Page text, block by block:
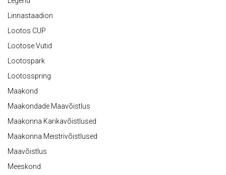
Linnastaadion
Lootos CUP
Lootose Vutid
Lootospark
Lootosspring
Maakond
Maakondade Maavõistlus
Maakonna Karikavõistlused
Maakonna Meistrivõistlused
Maavõistlus
Meeskond